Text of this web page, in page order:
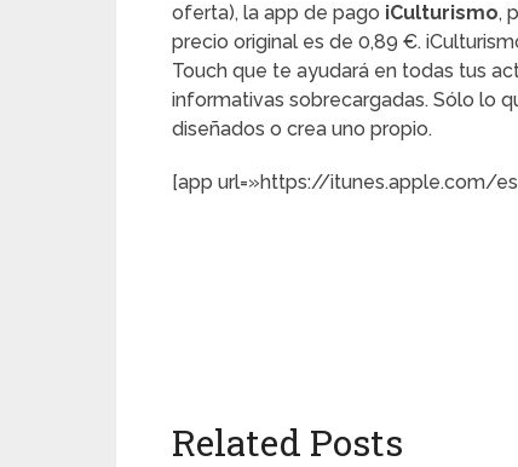
oferta), la app de pago iCulturismo,
precio original es de 0,89 €.
Touch que te ayudará en todas tus
informativas sobrecargadas. Sólo lo
diseñados o crea uno propio.
[app url=»https://itunes.apple.com/
Related Posts